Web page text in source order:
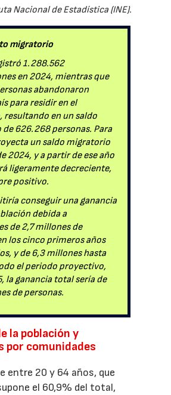
Nacional de Estadística (INE).
migratorio
1.288.562
en 2024, mientras que
abandonaron
para residir en el
resultando en un saldo
626.268 personas. Para
un saldo migratorio
2024, y a partir de ese año
ligeramente decreciente,
positivo.
conseguir una ganancia
debida a
de 2,7 millones de
los cinco primeros años
y de 6,3 millones hasta
el periodo proyectivo,
la ganancia total sería de
de personas.
la población y
por comunidades
entre 20 y 64 años, que
el 60,9% del total,